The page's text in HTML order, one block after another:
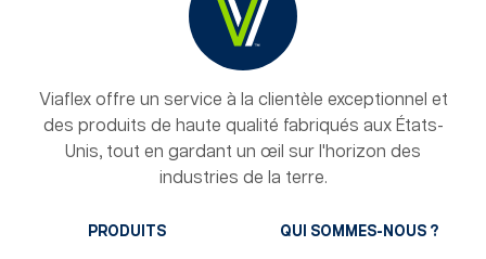
Viaflex offre un service à la clientèle exceptionnel et
des produits de haute qualité fabriqués aux États-
Unis, tout en gardant un œil sur l'horizon des
industries de la terre.
PRODUITS QUI SOMMES-NOUS ?